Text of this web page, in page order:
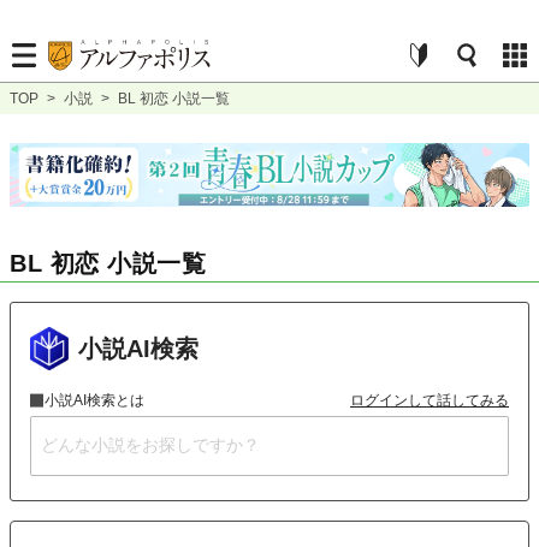
TOP > 小説 > BL 初恋 小説一覧
BL 初恋 小説一覧
小説AI検索
小説AI検索とは ログインして話してみる